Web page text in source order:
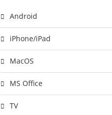
Android
iPhone/iPad
MacOS
MS Office
TV